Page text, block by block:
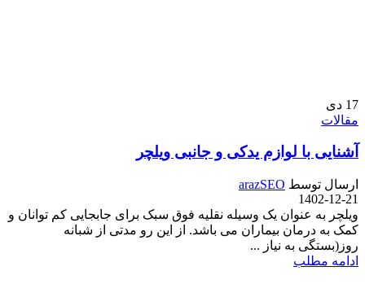
17 دی
مقالات
آشنایی با لوازم یدکی و جانبی ویلچر
ارسال توسط arazSEO
1402-12-21
ویلچر به عنوان یک وسیله نقلیه فوق سبک برای جابجایی کم توانان و
کمک به درمان بیماران می باشد. از این رو مدتی از شبانه
روز(بستگی به نیاز ...
ادامه مطلب